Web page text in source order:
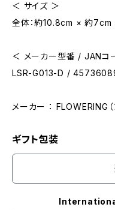
＜ サイズ ＞
全体：約10.8cm × 約7cm
＜ メーカー型番 / JANコ
LSR-G013-D /
メーカー ： FLOWERING（
ギフト包装